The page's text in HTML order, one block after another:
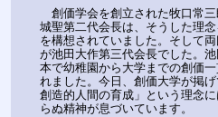
創価学会を創立された牧口常三
城聖第二代会長は、そうした理
を構想されていました。そして
が池田大作第三代会長でした。
本で幼稚園から大学までの創価
れました。今日、創価大学が掲げ
創造的人間の育成」という理念
らぬ精神が息づいています。